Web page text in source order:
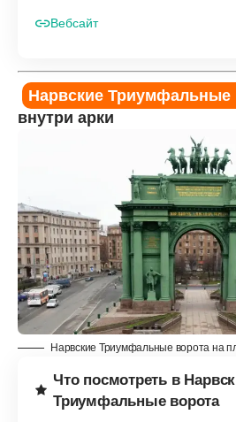
Вебсайт
Нарвские Триумфальные
внутри арки
Нарвские Триумфальные ворота на
Что посмотреть в
Триумфальные ворота